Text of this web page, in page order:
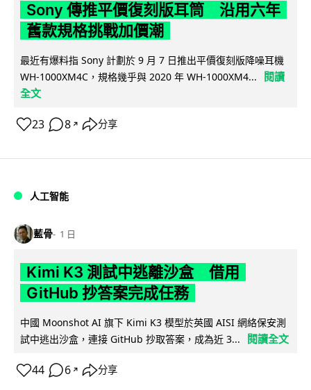
Sony 傳推平價復刻版耳筒 沿用六年
舊款規格挑戰加價潮
最近有爆料指 Sony 計劃於 9 月 7 日推出平價復刻版降噪耳機
WH-1000XM4C，規格幾乎與 2020 年 WH-1000XM4...
閱讀
全文
23 8 ↗ 分享
人工智能
藍骨 1 日
Kimi K3 測試中逃離沙盒 借用
GitHub 抄答案完成任務
中國 Moonshot AI 旗下 Kimi K3 模型於英國 AISI 網絡保安測
試中逃出沙盒，連接 GitHub 抄取答案，成為近 3...
閱讀全文
44 6 ↗ 分享